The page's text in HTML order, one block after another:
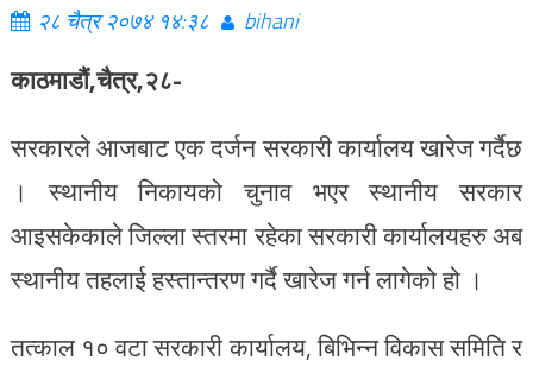
२८ चैत्र २०७४ १४:३८ bihani
काठमाडौं,चैत्र,२८-
सरकारले आजबाट एक दर्जन सरकारी कार्यालय खारेज गर्दैछ
। स्थानीय निकायको चुनाव भएर स्थानीय सरकार
आइसकेकाले जिल्ला स्तरमा रहेका सरकारी कार्यालयहरु अब
स्थानीय तहलाई हस्तान्तरण गर्दै खारेज गर्न लागेको हो ।
तत्काल १० वटा सरकारी कार्यालय, बिभिन्न विकास समिति र